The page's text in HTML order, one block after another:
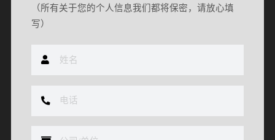
（所有关于您的个人信息我们都将保密，请放心填
写）